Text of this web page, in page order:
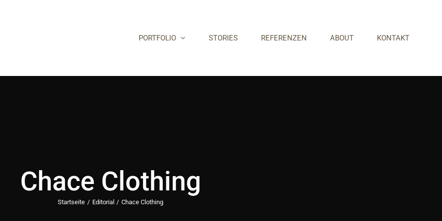
PORTFOLIO STORIES REFERENZEN ABOUT KONTAKT
Chace Clothing
Startseite Editorial Chace Clothing